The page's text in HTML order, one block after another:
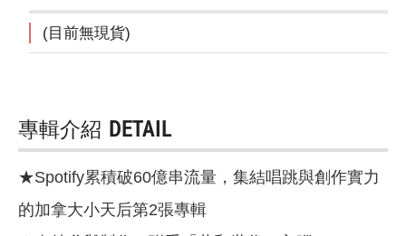
(目前無現貨)
專輯介紹 DETAIL
★Spotify累積破60億串流量，集結唱跳與創作實力
的加拿大小天后第2張專輯